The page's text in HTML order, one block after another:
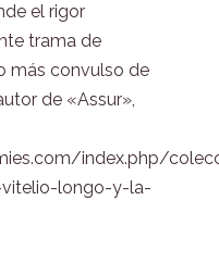
el rigor
trama de
más convulso de
de «Assur»,
index.php/
longo-y-la-